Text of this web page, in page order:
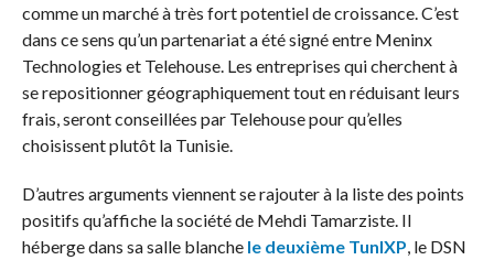
comme un marché à très fort potentiel de croissance. C’est
dans ce sens qu’un partenariat a été signé entre Meninx
Technologies et Telehouse. Les entreprises qui cherchent à
se repositionner géographiquement tout en réduisant leurs
frais, seront conseillées par Telehouse pour qu’elles
choisissent plutôt la Tunisie.
D’autres arguments viennent se rajouter à la liste des points
positifs qu’affiche la société de Mehdi Tamarziste. Il
héberge dans sa salle blanche le deuxième TunIXP , le DSN